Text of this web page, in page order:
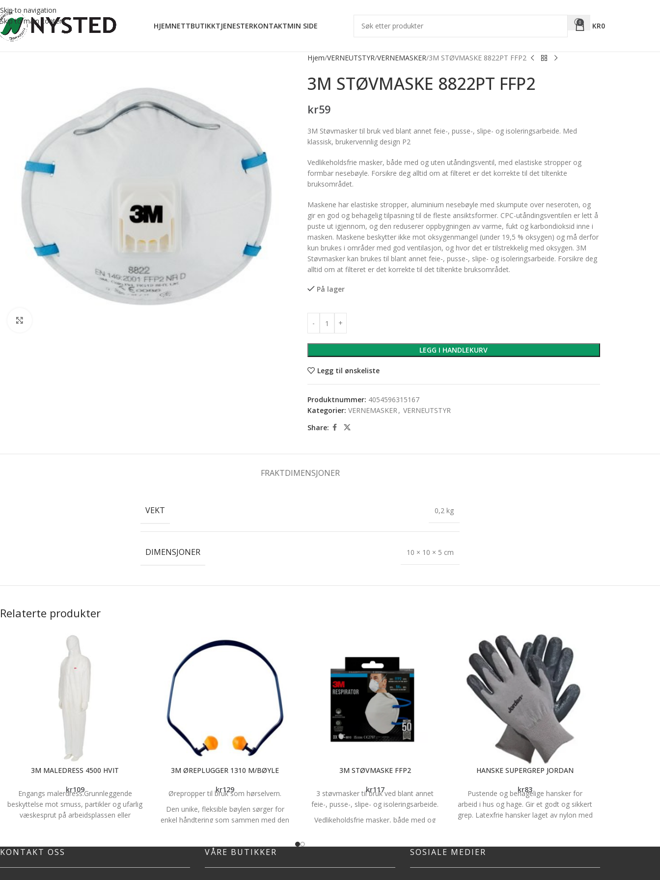
Skip to navigation
Skip to main content
HJEMNETTBUTIKKTJENESTERKONTAKTMIN SIDE 0 KR0
Hjem VERNEUTSTYR VERNEMASKER 3M STØVMASKE 8822PT FFP2
3M STØVMASKE 8822PT FFP2
kr59
3M Støvmasker til bruk ved blant annet feie-, pusse-, slipe- og isoleringsarbeide. Med
klassisk, brukervennlig design P2
Vedlikeholdsfrie masker, både med og uten utåndingsventil, med elastiske stropper og
formbar nesebøyle. Forsikre deg alltid om at filteret er det korrekte til det tiltenkte
bruksområdet.
Maskene har elastiske stropper, aluminium nesebøyle med skumpute over neseroten, og
gir en god og behagelig tilpasning til de fleste ansiktsformer. CPC-utåndingsventilen er lett å
puste ut igjennom, og den reduserer oppbygningen av varme, fukt og karbondioksid inne i
masken. Maskene beskytter ikke mot oksygenmangel (under 19,5 % oksygen) og må derfor
kun brukes i områder med god ventilasjon, og hvor det er tilstrekkelig med oksygen. 3M
Støvmasker kan brukes til blant annet feie-, pusse-, slipe- og isoleringsarbeide. Forsikre deg
alltid om at filteret er det korrekte til det tiltenkte bruksområdet.
På lager
LEGG I HANDLEKURV
Legg til ønskeliste
Produktnummer: 4054596315167
Kategorier: VERNEMASKER, VERNEUTSTYR
Share:
FRAKTDIMENSJONER
VEKT 0,2 kg
DIMENSJONER 10 × 10 × 5 cm
Relaterte produkter
3M MALEDRESS 4500 HVIT
kr109
Engangs malerdress.Grunnleggende
beskyttelse mot smuss, partikler og ufarlig
væskesprut på arbeidsplassen eller
3M ØREPLUGGER 1310 M/BØYLE
kr129
Ørepropper til bruk som hørselvern.
Den unike, fleksible bøylen sørger for
enkel håndtering som sammen med den
Øreproppen er i skummateriale som er
3M STØVMASKE FFP2
kr117
3 støvmasker til bruk ved blant annet
feie-, pusse-, slipe- og isoleringsarbeide.
Vedlikeholdsfrie masker, både med og
deg alltid om at filteret er det korrekte til
HANSKE SUPERGREP JORDAN
kr83
Pustende og behagelige hansker for
arbeid i hus og hage. Gir et godt og sikkert
grep. Latexfrie hansker laget av nylon med
KONTAKT OSS VÅRE BUTIKKER SOSIALE MEDIER